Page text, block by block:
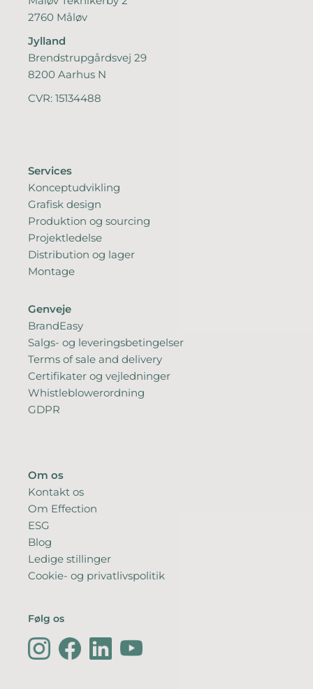
2760 Måløv
Jylland
Brendstrupgårdsvej 29
8200 Aarhus N
CVR: 15134488
Services
Konceptudvikling
Grafisk design
Produktion og sourcing
Projektledelse
Distribution og lager
Montage
Genveje
BrandEasy
Salgs- og leveringsbetingelser
Terms of sale and delivery
Certifikater og vejledninger
Whistleblowerordning
GDPR
Om os
Kontakt os
Om Effection
ESG
Blog
Ledige stillinger
Cookie- og privatlivspolitik
Følg os